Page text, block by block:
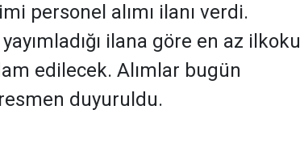
personel alımı ilanı verdi.
ilana göre en az ilkokul
edilecek. Alımlar bugün
duyuruldu.